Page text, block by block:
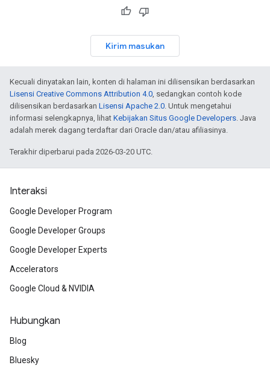
Kirim masukan
Kecuali dinyatakan lain, konten di halaman ini dilisensikan berdasarkan
Lisensi Creative Commons Attribution 4.0, sedangkan contoh kode
dilisensikan berdasarkan Lisensi Apache 2.0. Untuk mengetahui
informasi selengkapnya, lihat Kebijakan Situs Google Developers. Java
adalah merek dagang terdaftar dari Oracle dan/atau afiliasinya.
Terakhir diperbarui pada 2026-03-20 UTC.
Interaksi
Google Developer Program
Google Developer Groups
Google Developer Experts
Accelerators
Google Cloud & NVIDIA
Hubungkan
Blog
Bluesky